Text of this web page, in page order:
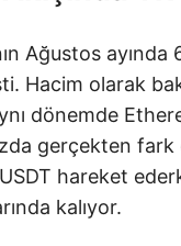
Ağustos
Hacim olarak
dönemde
gerçekten
hareket
kalıyor.